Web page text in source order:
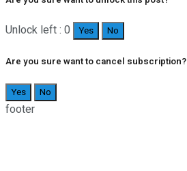
Unlock left : 0 Yes No
Are you sure want to cancel subscription?
Yes No
footer